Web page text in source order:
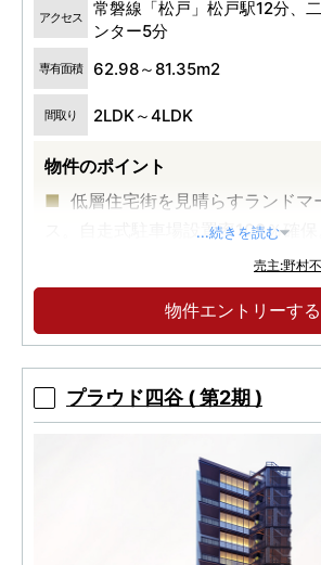
アクセス
常磐線「松戸」松戸駅12分、
ンター5分
専有面積 62.98～81.35m2
間取り 2LDK～4LDK
物件のポイント
低層住宅街を見晴らすランドマ
ス。自走式駐車場設置率100％確保
...続きを読む
売主:野村
物件エントリーする
プラウド四谷 ( 第2期 )